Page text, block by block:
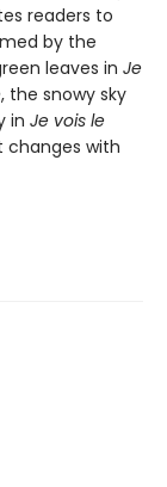
readers to
by the
leaves in Je
, the snowy sky
in Je vois le
changes with